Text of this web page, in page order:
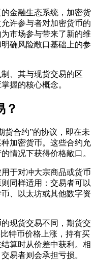
金融生态系统，加密货
许参与者对加密货币的
市场参与带来了新的维
确风险敞口基础上的参
、其与现货交易的区
握的核心概念。
？
货合约”的协议，即在未
加密货币。这些合约允
情况下获得价格敞口。
于对冲大宗商品或货币
同样适用：交易者可以
、以太坊或其他数字资
现货交易不同，期货交
特币价格上涨，持有买
算时从价差中获利。相
易者则会承担亏损。